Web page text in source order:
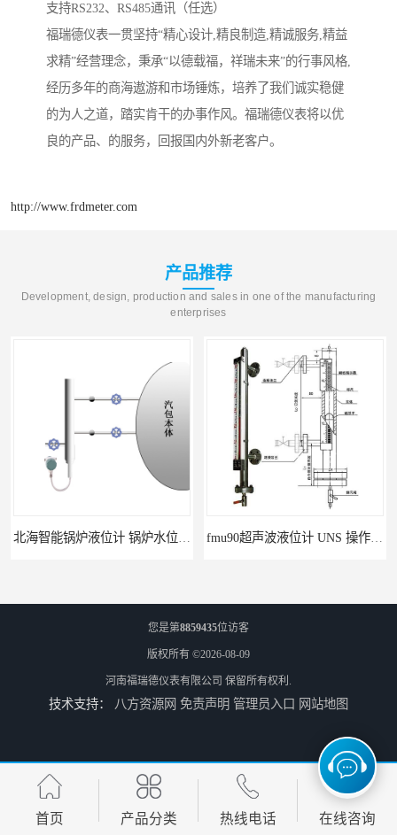
支持RS232、RS485通讯（任选）
福瑞德仪表一贯坚持“精心设计,精良制造,精诚服务,精益
求精”经营理念，秉承“以德载福，祥瑞未来”的行事风格,
经历多年的商海遨游和市场锤炼，培养了我们诚实稳健
的为人之道，踏实肯干的办事作风。福瑞德仪表将以优
良的产品、的服务，回报国内外新老客户。
http://www.frdmeter.com
产品推荐
Development, design, production and sales in one of the manufacturing
enterprises
北海智能锅炉液位计 锅炉水位计厂商 自动适应自动校准 fmu90超声波液位计 UNS 操作简单
FMP43 润滑油雷达液位计 能够提供定制服务 云南高加智能锅炉汽包液位计 窑头窑尾液位计
您是第8859435位访客
版权所有 ©2026-08-09
河南福瑞德仪表有限公司 保留所有权利.
技术支持： 八方资源网 免责声明 管理员入口 网站地图
首页 产品分类 热线电话 在线咨询